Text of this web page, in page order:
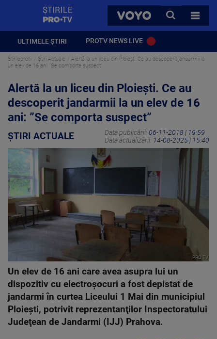
VOYO
CAUTA
TOATE
ULTIMELE ȘTIRI PROTV NEWS LIVE
Stirileprotv Știri Actuale
Alertă la un liceu din Ploiești. Ce au descoperit jandarmii la
un elev de 16 ani: ”Se comporta suspect”
Alertă la un liceu din Ploiești. Ce au
descoperit jandarmii la un elev de 16
ani: ”Se comporta suspect”
ȘTIRI ACTUALE Data publicării: 06-11-2018 | 19:59
Data actualizării: 14-08-2025 | 15:40
PRO TV
Un elev de 16 ani care avea asupra lui un
dispozitiv cu electroşocuri a fost depistat de
jandarmi în curtea Liceului 1 Mai din municipiul
Ploieşti, potrivit reprezentanţilor Inspectoratului
Judeţean de Jandarmi (IJJ) Prahova.